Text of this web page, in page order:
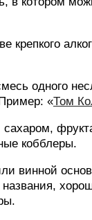
одного
«Том
сахаром,
кобблеры.
винной
названия,